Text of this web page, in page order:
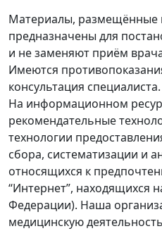
Материалы, размещённые
предназначены для
и не заменяют приём
Имеются
консультация специалиста.
На информационном
рекомендательные
технологии
сбора, систематизации и
относящихся к
“Интернет”, находящихся
Федерации). Наша
медицинскую